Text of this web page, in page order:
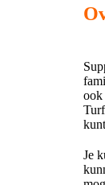
ook
Je